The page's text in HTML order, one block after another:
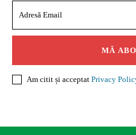
MĂ
Am citit și acceptat Privacy